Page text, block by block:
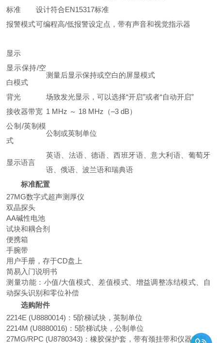
标准
设计符合EN15317标准
报警模式可编程高/低报警设定点，带有声音和视觉指示器
显示
显示保持/空
白模式
测量后显示保持或空白的屏显模式
背光
场致发光显示，可以选择“开启”或者“自动开启”
接收器带宽 1 MHz ～ 18 MHz（–3 dB）
公制/英制模
式
公制或英制单位
显示语言
英语、法语、德语、西班牙语、意大利语、葡萄牙
语、俄语、波兰语和瑞典语
标准配置
27MG数字式超声测厚仪
双晶探头
AA碱性电池
试块和耦合剂
便携箱
手腕带
用户手册，存于CD盘上
简易入门说明书
测量功能：小值/大值模式、差值模式、增益调整冻结模式、自
动探头识别和零位补偿
选购附件
2214E (U8880014)：5阶梯试块，英制单位
2214M (U8880016)：5阶梯试块，公制单位
27MG/RPC (U8780343)：橡胶保护套，带有颈挂带和仪器支架